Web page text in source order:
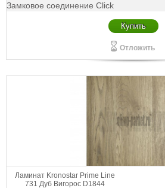
Замковое соединение Click
Купить
Отложить
Ламинат Kronostar Prime Line
731 Дуб Вигорос D1844